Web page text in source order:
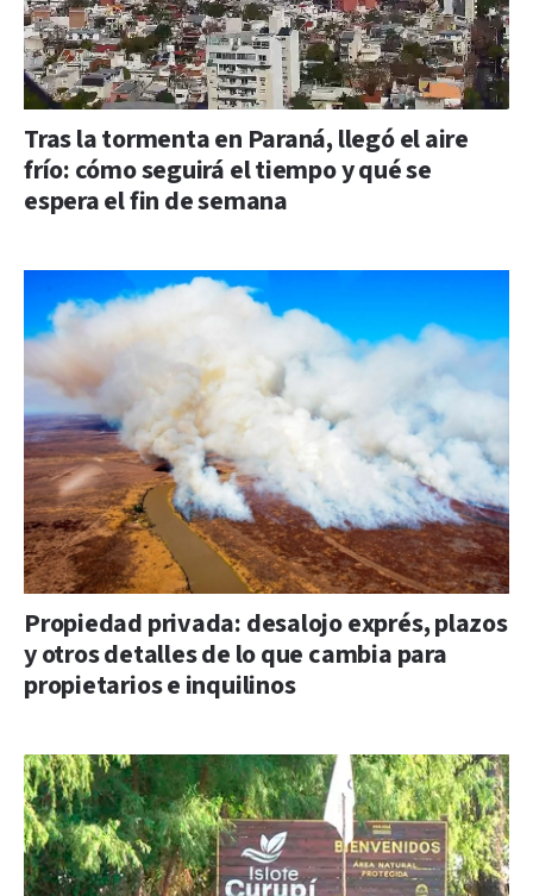
Tras la tormenta en Paraná, llegó el aire
frío: cómo seguirá el tiempo y qué se
espera el fin de semana
Propiedad privada: desalojo exprés, plazos
y otros detalles de lo que cambia para
propietarios e inquilinos